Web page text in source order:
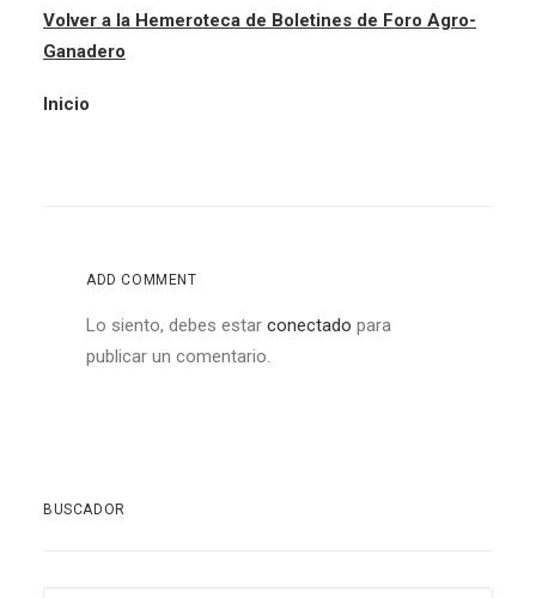
Volver a la Hemeroteca de Boletines de Foro Agro-
Ganadero
Inicio
ADD COMMENT
Lo siento, debes estar conectado para
publicar un comentario.
BUSCADOR